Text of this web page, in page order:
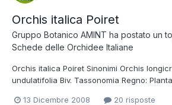
Orchis italica Poiret
Gruppo Botanico AMINT ha postato un
Schede delle Orchidee Italiane
Orchis italica Poiret Sinonimi Orchis
undulatifolia Biv. Tassonomia Regno:
13 Dicembre 2008 20 risposte